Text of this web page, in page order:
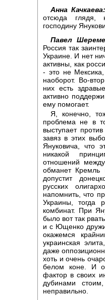
Анна Качкаева:
отсюда глядя,
господину
Павел
Россия так
Украине. И нет
активны, как
- это не
наоборот. Во-
них есть
активно
ему помогает.
Я, конечно,
проблема не в
выступает
завяз в этих
Януковича, что
никакой
отношений
обманет Кремль
допустит
русских
напомнить, что
Украины, тогда
комбинат. При
было вот так
и с Ющенко
окажемся
украинская
даже
хоть и очень
белом коне. И
фактор в своих
дубинами
неправильно.